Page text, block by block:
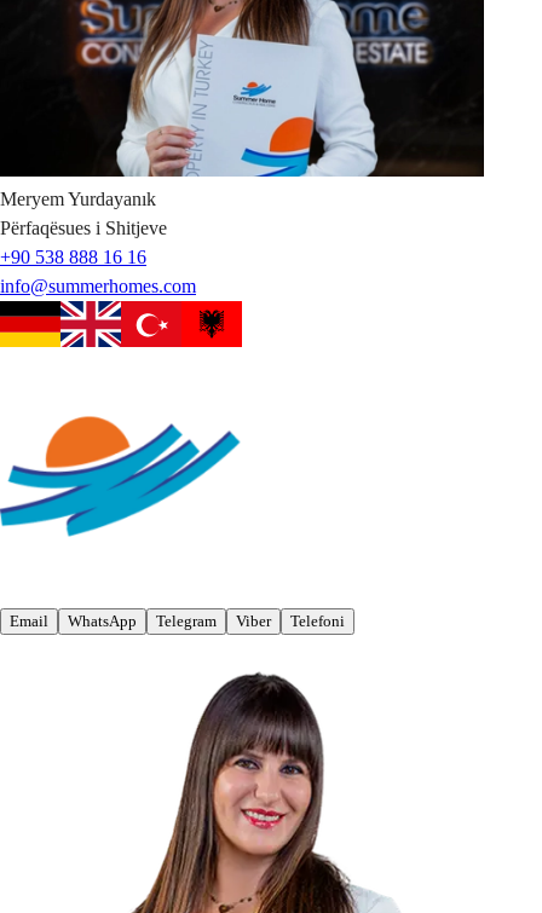
MeryemYurdayanık
Përfaqësues i Shitjeve
+90 538 888 16 16
info@summerhomes.com
Email WhatsApp Telegram Viber Telefoni